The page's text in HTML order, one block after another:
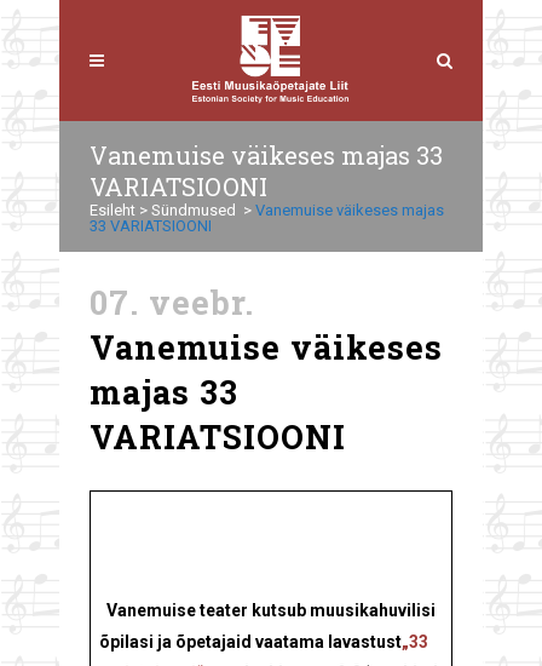
Vanemuise väikeses majas 33
VARIATSIOONI
Esileht > Sündmused > Vanemuise väikeses majas
33 VARIATSIOONI
07. veebr.
Vanemuise väikeses
majas 33
VARIATSIOONI
Vanemuise teater kutsub muusikahuvilisi
õpilasi ja õpetajaid vaatama lavastust„33